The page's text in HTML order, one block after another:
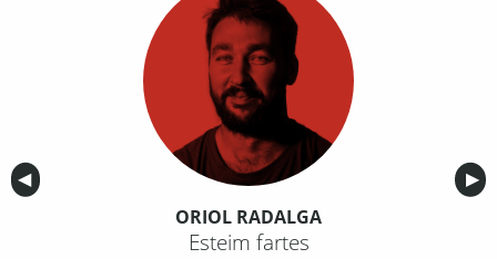
Anterior
◀︎ ▶︎
ORIOL RADALGA
Esteim fartes